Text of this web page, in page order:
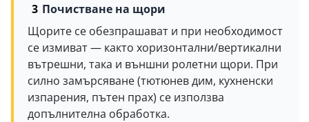
Почистване на щори
Щорите се обезпрашават и при необходимост
се измиват — както хоризонтални/вертикални
вътрешни, така и външни ролетни щори. При
силно замърсяване (тютюнев дим, кухненски
изпарения, пътен прах) се използва
допълнителна обработка.